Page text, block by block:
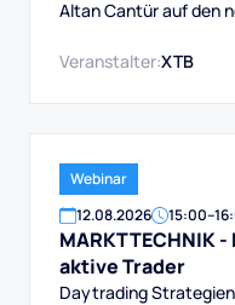
Altan Cantür auf den
Veranstalter:XTB
Webinar
12.08.2026 15:00–
aktive Trader
Daytrading